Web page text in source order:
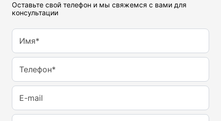
Оставьте свой телефон и мы свяжемся с вами для
консультации
Имя*
Телефон*
E-mail